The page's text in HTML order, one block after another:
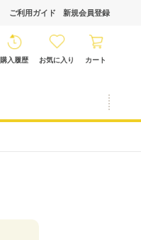
ご利用ガイド 新規会員登録
購入履歴 お気に入り カート